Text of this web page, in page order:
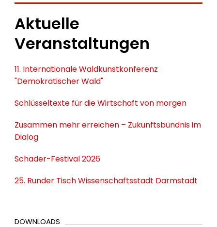
Aktuelle
Veranstaltungen
11. Internationale Waldkunstkonferenz
"Demokratischer Wald"
Schlüsseltexte für die Wirtschaft von morgen
Zusammen mehr erreichen – Zukunftsbündnis im
Dialog
Schader-Festival 2026
25. Runder Tisch Wissenschaftsstadt Darmstadt
DOWNLOADS